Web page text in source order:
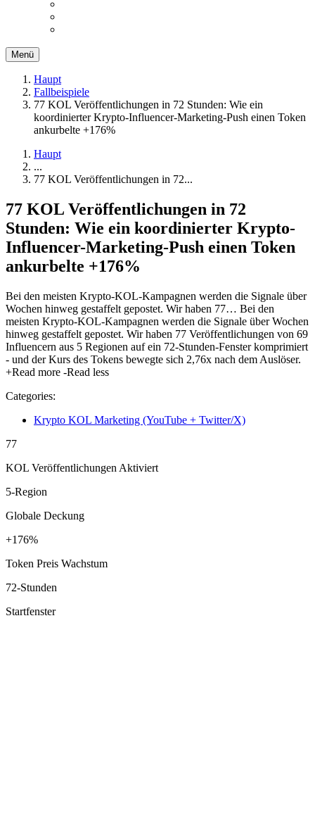
Menü
Haupt
Fallbeispiele
77 KOL Veröffentlichungen in 72 Stunden: Wie ein
koordinierter Krypto-Influencer-Marketing-Push einen Token
ankurbelte +176%
Haupt
...
77 KOL Veröffentlichungen in 72...
77 KOL Veröffentlichungen in 72
Stunden: Wie ein koordinierter Krypto-
Influencer-Marketing-Push einen Token
ankurbelte +176%
Bei den meisten Krypto-KOL-Kampagnen werden die Signale über
Wochen hinweg gestaffelt gepostet. Wir haben 77… Bei den
meisten Krypto-KOL-Kampagnen werden die Signale über Wochen
hinweg gestaffelt gepostet. Wir haben 77 Veröffentlichungen von 69
Influencern aus 5 Regionen auf ein 72-Stunden-Fenster komprimiert
- und der Kurs des Tokens bewegte sich 2,76x nach dem Auslöser.
+Read more -Read less
Categories:
Krypto KOL Marketing (YouTube + Twitter/X)
77
KOL Veröffentlichungen Aktiviert
5-Region
Globale Deckung
+176%
Token Preis Wachstum
72-Stunden
Startfenster